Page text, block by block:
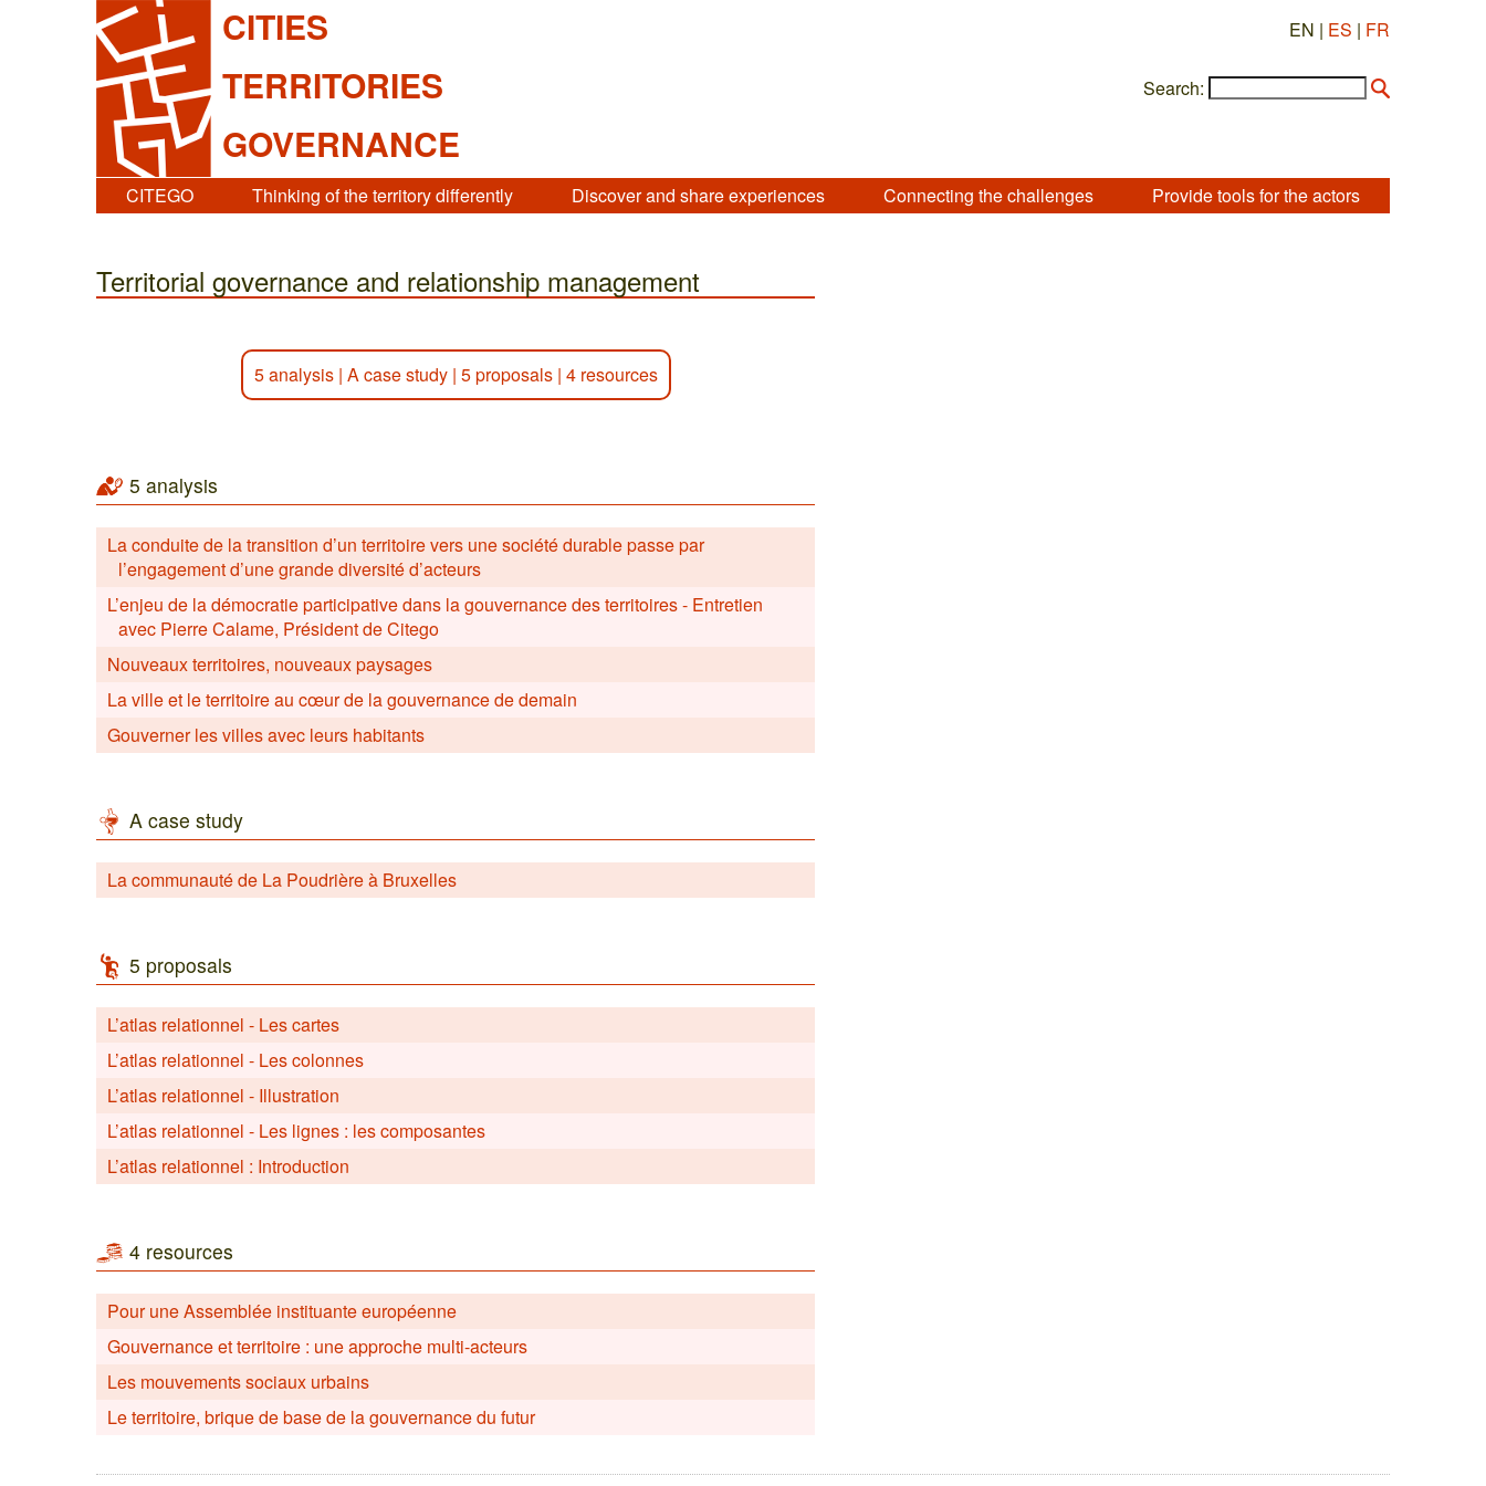
CITIES
TERRITORIES
GOVERNANCE
EN | ES | FR
Search:
CITEGO Thinking of the territory differently Discover and share experiences Connecting the challenges Provide tools for the actors
Territorial governance and relationship management
5 analysis| A case study| 5 proposals| 4 resources
5 analysis
La conduite de la transition d’un territoire vers une société durable passe par
l’engagement d’une grande diversité d’acteurs
L’enjeu de la démocratie participative dans la gouvernance des territoires - Entretien
avec Pierre Calame, Président de Citego
Nouveaux territoires, nouveaux paysages
La ville et le territoire au cœur de la gouvernance de demain
Gouverner les villes avec leurs habitants
A case study
La communauté de La Poudrière à Bruxelles
5 proposals
L’atlas relationnel - Les cartes
L’atlas relationnel - Les colonnes
L’atlas relationnel - Illustration
L’atlas relationnel - Les lignes : les composantes
L’atlas relationnel : Introduction
4 resources
Pour une Assemblée instituante européenne
Gouvernance et territoire : une approche multi-acteurs
Les mouvements sociaux urbains
Le territoire, brique de base de la gouvernance du futur